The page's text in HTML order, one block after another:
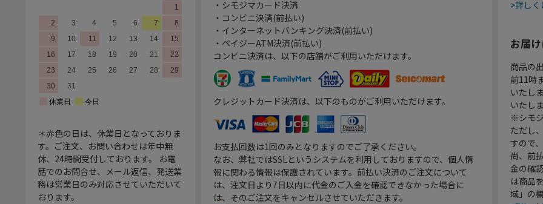
＊赤色の日は、休業日となっておりま
す。ご注文、お問い合わせは年中無
休、24時間受付しております。 お電
話でのお問合せ、メール返信、発送業
務は営業日のみ対応させていただいて
おります。
・シモジマカード決済
・コンビニ決済(前払い)
・インターネットバンキング決済(前払い)
・ペイジーATM決済(前払い)
コンビニ決済は、以下の店舗がご利用いただけます。
クレジットカード決済は、以下のものがご利用いただけます。
お支払回数は1回のみとなりますのでご了承ください。
なお、弊社ではSSLというシステムを利用しておりますので、個人情
報に関わる情報は保護されています。前払い決済のご注文について
は、注文日より7日以内に代金のご入金を確認できなかった場合に
は、そのご注文をキャンセルさせていただきます。
>詳しく
お届
商品の
前11時
いたし
いたしま
※シモ
ただし
すので
尚、前
金の確
は商品
域」の